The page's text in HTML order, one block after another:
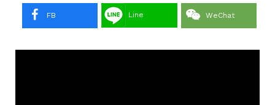
FB Line WeChat